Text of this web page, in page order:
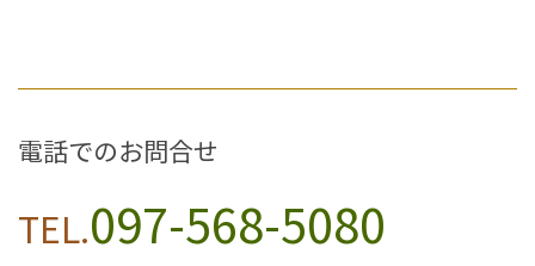
の利用目的の範囲内で取り扱わせていただきま
1.お客様からのお問合せの対応
電話でのお問合せ
TEL.097-568-5080